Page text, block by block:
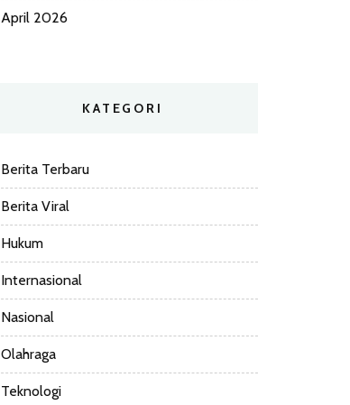
April 2026
KATEGORI
Berita Terbaru
Berita Viral
Hukum
Internasional
Nasional
Olahraga
Teknologi